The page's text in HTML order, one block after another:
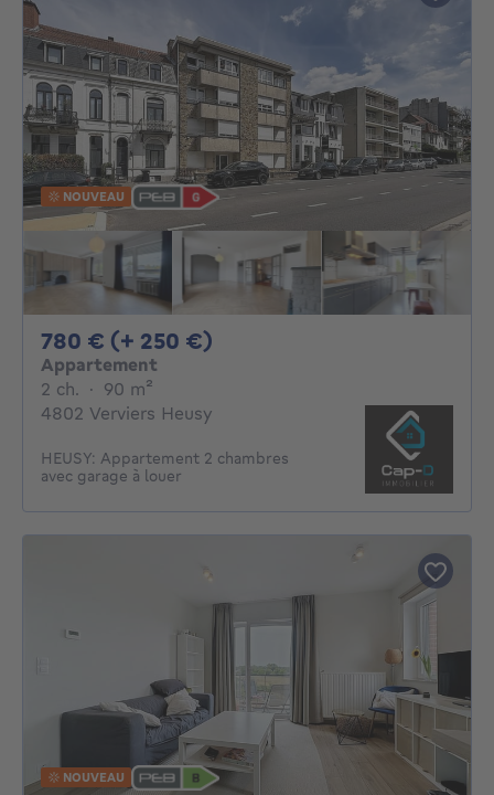
NOUVEAU
780 € (+ 250 €)
Appartement
2 ch. 2 chambres
· 90 m²
4802 Verviers Heusy
HEUSY: Appartement 2 chambres
avec garage à louer
NOUVEAU